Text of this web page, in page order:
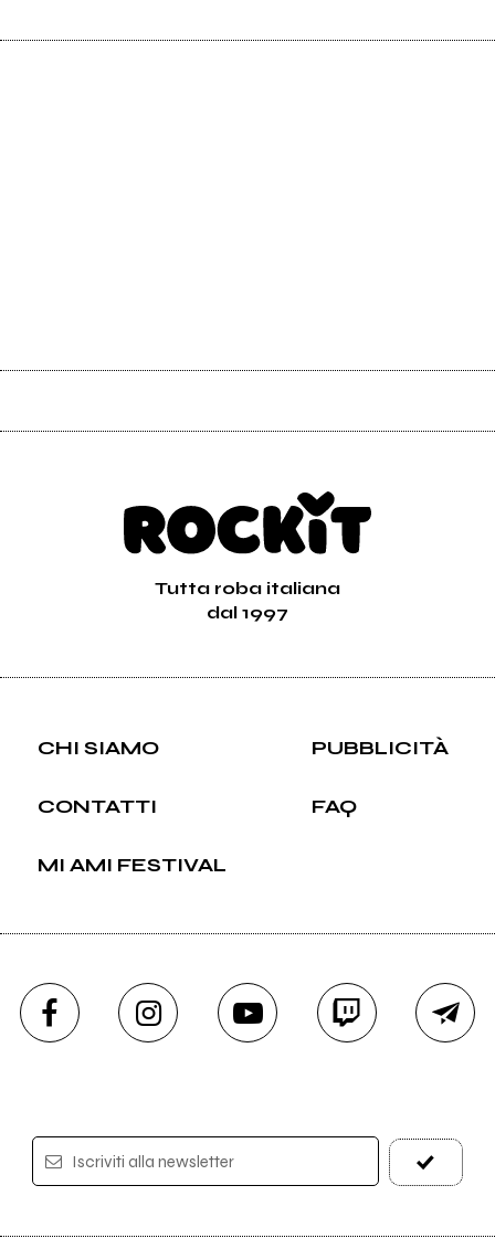
Tutta roba italiana
dal 1997
CHI SIAMO PUBBLICITÀ
CONTATTI FAQ
MI AMI FESTIVAL
Iscriviti alla newsletter